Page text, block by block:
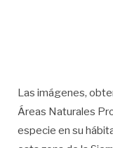
Las imágenes,
Áreas Naturales
especie en su